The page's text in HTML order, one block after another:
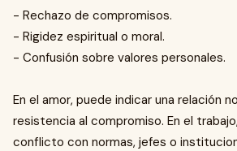
- Rechazo de compromisos.
- Rigidez espiritual o moral.
- Confusión sobre valores personales.
En el amor, puede indicar una relación
resistencia al compromiso. En el
conflicto con normas, jefes o